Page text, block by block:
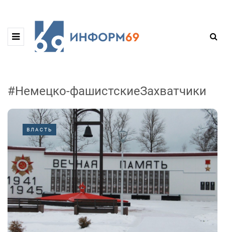
#Немецко-фашистскиеЗахватчики
ВЛАСТЬ